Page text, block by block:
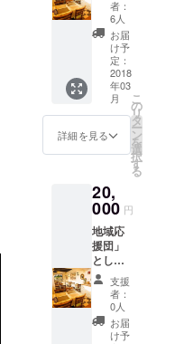
○○○○、
○○○○
『備考
欄』に
以下を
ご記入
くださ
います
よう宜
す。 ----
--------
・お名
前掲載
の有
無： ・
応援し
たい市
町村（1
市町村
Web
ページ
にお名
前を掲
載 ②パ
ンフ
レット
にお名
前を記
載 ③報
告書に
を記載
④パン
フレッ
ト・報
告書の
郵送(各
１冊)
「ペ
ルーの
味をお
届け」
者：
6人
お届
け予
定：
2018
年03
月
詳細を見る
こ
の
リ
タ
ー
ン
を
選
択
す
る
20,
000 円
地域応
援団」
とし
て、 ①
公式
Web
ページ
にお名
支援
者：
0人
お届
け予